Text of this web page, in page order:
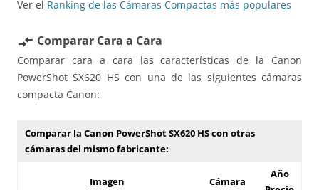
Ver el Ranking de las Cámaras Compactas más populares
compare_arrows Comparar Cara a Cara
Comparar cara a cara las características de la Canon
PowerShot SX620 HS con una de las siguientes cámaras
compacta Canon:
Comparar la Canon PowerShot SX620 HS con otras
cámaras del mismo fabricante:
Imagen Cámara
Año